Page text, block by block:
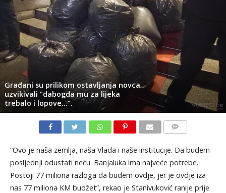
Građani su prilikom ostavljanja novca
uzvikivali “dabogda mu za lijeka
trebalo i lopove…”.
“Ovo je naša zemlja, naša Vlada i naše institucije. Da budem
posljednji odustati neću. Banjaluka ima najveće potrebe.
Postoji 77 miliona razloga da budem ovdje, jer je ovdje iza
nas 77 miliona KM budžet”, rekao je Stanivuković ranije prije